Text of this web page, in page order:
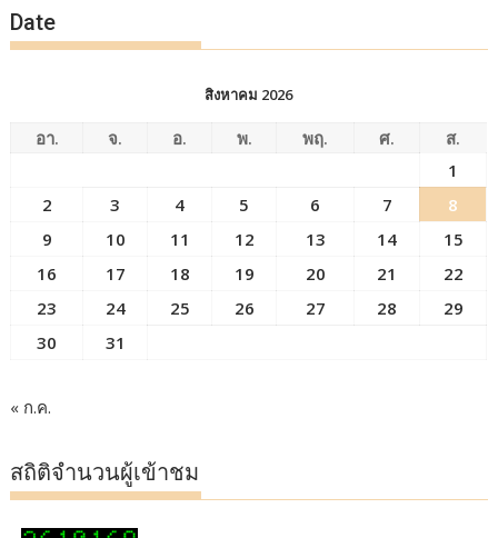
Date
สิงหาคม 2026
อา. จ. อ. พ. พฤ. ศ.
ส.
1
2
3 4 5 6 7
8
9
10 11 12 13 14
15
16
17 18 19 20 21
22
23
24 25 26 27 28
29
30
31
« ก.ค.
สถิติจำนวนผู้เข้าชม